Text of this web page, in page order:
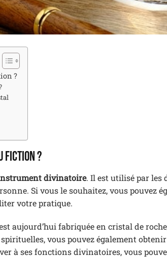
?
fiction ?
divinatoire. Il est utilisé par les
Si vous le souhaitez, vous pouvez
votre pratique.
aujourd’hui fabriquée en cristal de
vous pouvez également obtenir
à ses fonctions divinatoires, vous